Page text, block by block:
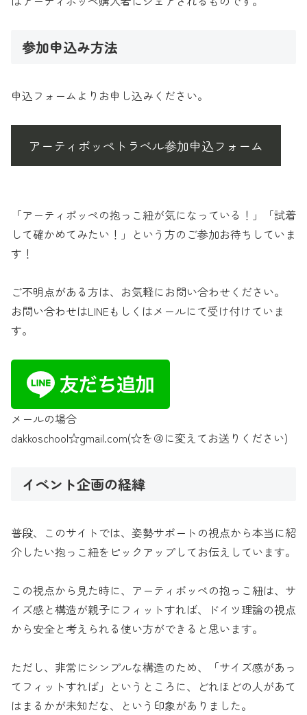
参加申込み方法
申込フォームよりお申し込みください。
アーティポッペトラベル参加申込フォーム
「アーティポッペの抱っこ紐が気になっている！」「試着
して確かめてみたい！」という方のご参加お待ちしていま
す！
ご不明点がある方は、お気軽にお問い合わせください。
お問い合わせはLINEもしくはメールにて受け付けていま
す。
メールの場合
dakkoschool☆gmail.com(☆を＠に変えてお送りください)
イベント企画の経緯
普段、このサイトでは、姿勢サポートの視点から本当に紹
介したい抱っこ紐をピックアップしてお伝えしています。
この視点から見た時に、アーティポッペの抱っこ紐は、サ
イズ感と構造が親子にフィットすれば、ドイツ理論の視点
から安全と考えられる使い方ができると思います。
ただし、非常にシンプルな構造のため、「サイズ感があっ
てフィットすれば」というところに、どれほどの人があて
はまるかが未知だな、という印象がありました。